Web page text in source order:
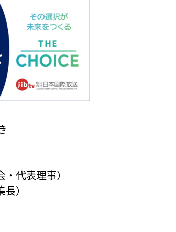
代表理事）
）